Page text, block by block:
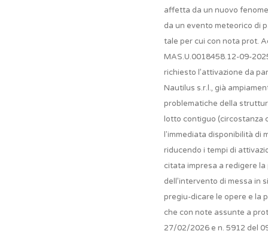
affetta da un nuovo
da un evento meteorico di
tale per cui con nota prot.
MAS.U.0018458.12-09-
richiesto l’attivazione da
Nautilus s.r.l., già
problematiche della
lotto contiguo (circostanza
l'immediata disponibilità di
riducendo i tempi di
citata impresa a redigere
dell’intervento di messa in
pregiu-dicare le opere e la
che con note assunte a
27/02/2026 e n. 5912 del